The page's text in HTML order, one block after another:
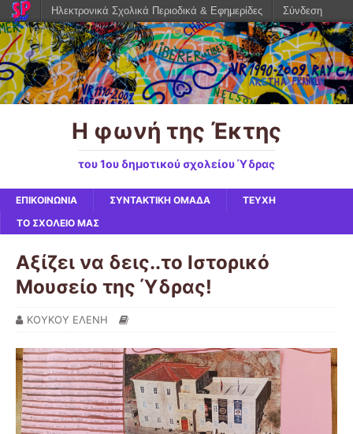
Η φωνή της Έκτης
του 1ου δημοτικού σχολείου Ύδρας
ΕΠΙΚΟΙΝΩΝΙΑ ΣΥΝΤΑΚΤΙΚΗ ΟΜΑΔΑ
ΤΕΥΧΗ
ΤΟ ΣΧΟΛΕΙΟ ΜΑΣ
Αξίζει να δεις..το Ιστορικό
Μουσείο της Ύδρας!
ΚΟΥΚΟΥ ΕΛΕΝΗ
Ηλεκτρονικά Σχολικά Περιοδικά & Εφημερίδες Σύνδεση